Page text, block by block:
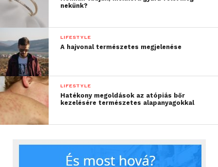
nekünk?
LIFESTYLE
A hajvonal természetes megjelenése
LIFESTYLE
Hatékony megoldások az atópiás bőr
kezelésére természetes alapanyagokkal